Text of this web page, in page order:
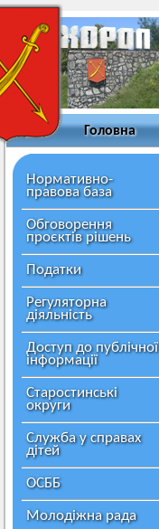
Головна
Нормативно-
правова база
Обговорення
проєктів рішень
Податки
Регуляторна
діяльність
Доступ до публічної
інформації
Старостинські
округи
Служба у справах
дітей
ОСББ
Молодіжна рада